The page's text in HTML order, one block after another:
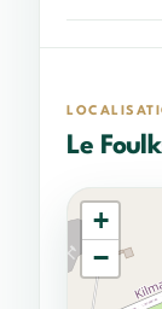
Le
+
−